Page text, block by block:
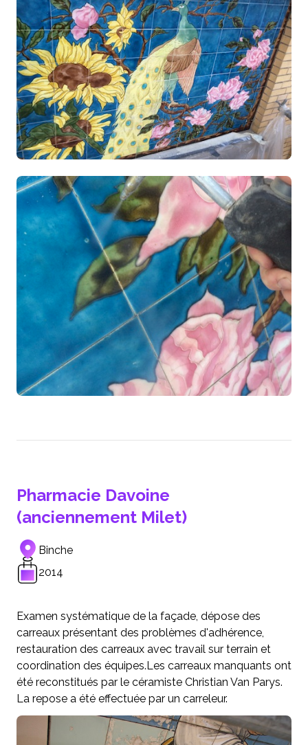
Pharmacie Davoine
(anciennement Milet)
Binche
2014
Examen systématique de la façade, dépose des
carreaux présentant des problèmes d'adhérence,
restauration des carreaux avec travail sur terrain et
coordination des équipes.Les carreaux manquants ont
été reconstitués par le céramiste Christian Van Parys.
La repose a été effectuée par un carreleur.